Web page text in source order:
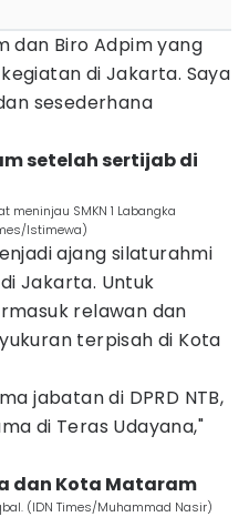
dan Biro Adpim yang
di Jakarta. Saya
sesederhana
setelah sertijab di
meninjau SMKN 1 Labangka
Istimewa)
ajang silaturahmi
Jakarta. Untuk
relawan dan
terpisah di Kota
jabatan di DPRD NTB,
di Teras Udayana,"
dan Kota Mataram
(IDN Times/Muhammad Nasir)